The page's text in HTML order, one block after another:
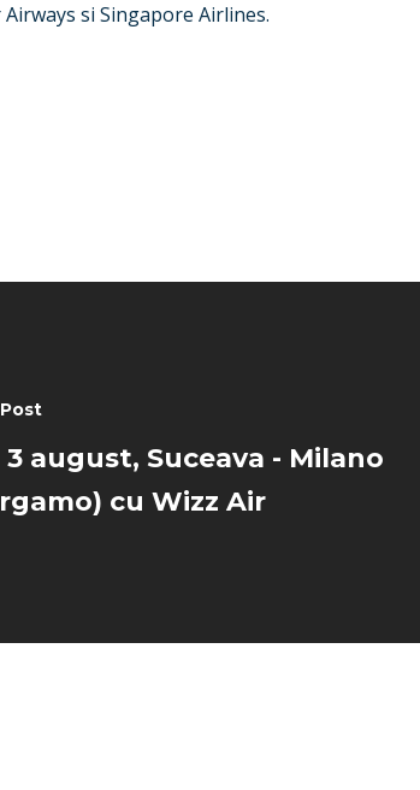
si Singapore Airlines.
3 august, Suceava - Milano
cu Wizz Air